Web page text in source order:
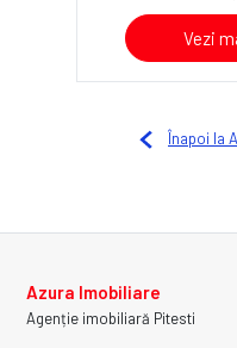
Vezi
Înapoi la
Azura Imobiliare
Agenție imobiliară Pitesti